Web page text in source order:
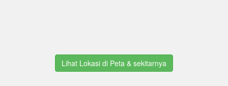
Lihat Lokasi di Peta & sekitarnya